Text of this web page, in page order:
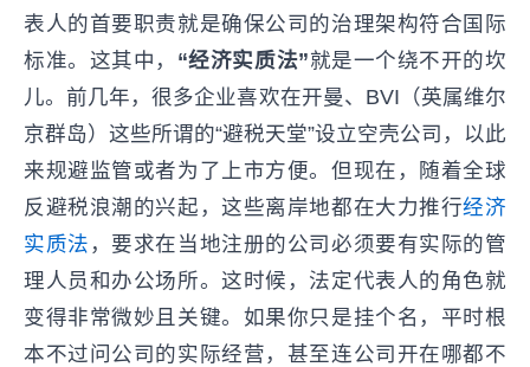
表人的首要职责就是确保公司的治理架构符合国际
标准。这其中， “经济实质法”就是一个绕不开的坎
儿。前几年，很多企业喜欢在开曼、BVI（英属维尔
京群岛）这些所谓的“避税天堂”设立空壳公司，以此
来规避监管或者为了上市方便。但现在，随着全球
反避税浪潮的兴起，这些离岸地都在大力推行经济
实质法 ，要求在当地注册的公司必须要有实际的管
理人员和办公场所。这时候，法定代表人的角色就
变得非常微妙且关键。如果你只是挂个名，平时根
本不过问公司的实际经营，甚至连公司开在哪都不